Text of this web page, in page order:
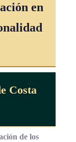
en
Costa
de los